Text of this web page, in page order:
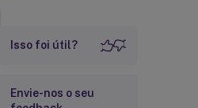
Isso foi útil?
Envie-nos o seu